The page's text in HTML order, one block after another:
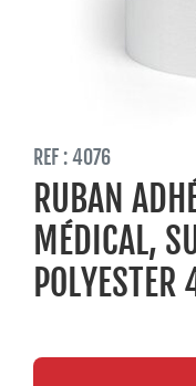
REF : 4076
RUBAN
MÉDICAL,